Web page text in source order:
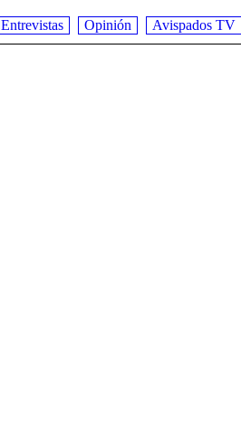
Entrevistas Opinión Avispados TV